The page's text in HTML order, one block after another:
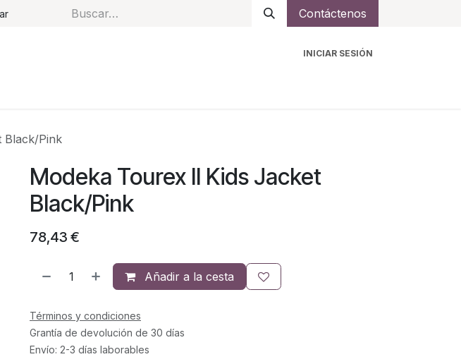
Contáctenos
INICIAR SESIÓN
Black/Pink
Modeka Tourex II Kids Jacket
Black/Pink
78,43 €
Añadir a la cesta
Términos y condiciones
Grantía de devolución de 30 días
Envío: 2-3 días laborables